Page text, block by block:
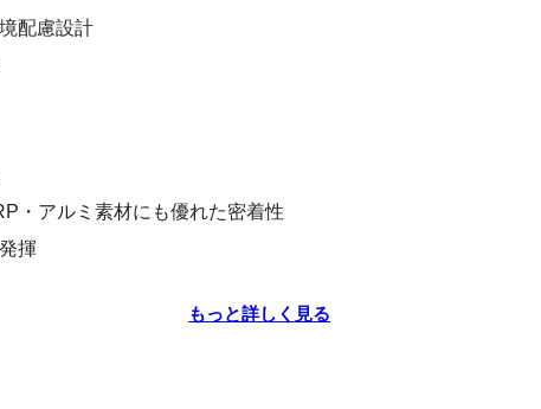
配慮設計
・アルミ素材にも優れた密着性
揮
もっと詳しく見る